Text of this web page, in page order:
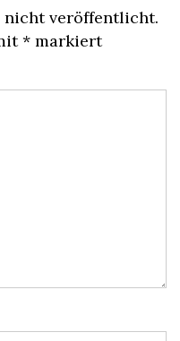
nicht veröffentlicht.
* markiert